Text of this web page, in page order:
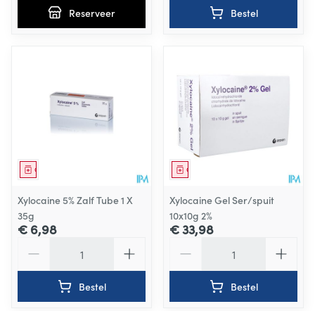
Reserveer Bestel
Geneesmiddel
Xylocaine 5% Zalf Tube 1 X
35g
€ 6,98
Bestel
Geneesmiddel
Xylocaine Gel Ser/spuit
10x10g 2%
€ 33,98
Bestel